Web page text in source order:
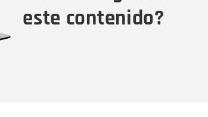
este contenido?